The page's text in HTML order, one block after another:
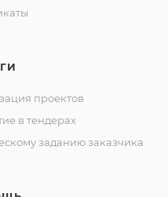
проектов
в тендерах
заданию заказчика